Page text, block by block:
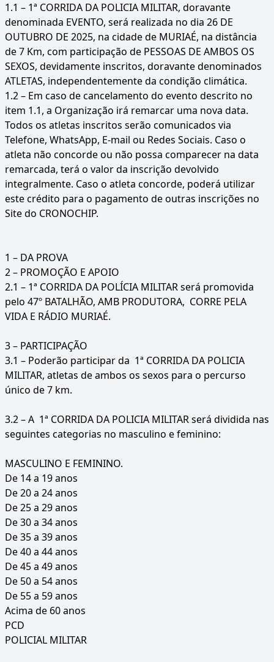
1.1 – 1ª CORRIDA DA POLICIA MILITAR, doravante
denominada EVENTO, será realizada no dia 26 DE
OUTUBRO DE 2025, na cidade de MURIAÉ, na distância
de 7 Km, com participação de PESSOAS DE AMBOS OS
SEXOS, devidamente inscritos, doravante denominados
ATLETAS, independentemente da condição climática.
1.2 – Em caso de cancelamento do evento descrito no
item 1.1, a Organização irá remarcar uma nova data.
Todos os atletas inscritos serão comunicados via
Telefone, WhatsApp, E-mail ou Redes Sociais. Caso o
atleta não concorde ou não possa comparecer na data
remarcada, terá o valor da inscrição devolvido
integralmente. Caso o atleta concorde, poderá utilizar
este crédito para o pagamento de outras inscrições no
Site do CRONOCHIP.
1 – DA PROVA
2 – PROMOÇÃO E APOIO
2.1 – 1ª CORRIDA DA POLÍCIA MILITAR será promovida
pelo 47º BATALHÃO, AMB PRODUTORA, CORRE PELA
VIDA E RÁDIO MURIAÉ.
3 – PARTICIPAÇÃO
3.1 – Poderão participar da 1ª CORRIDA DA POLICIA
MILITAR, atletas de ambos os sexos para o percurso
único de 7 km.
3.2 – A 1ª CORRIDA DA POLICIA MILITAR será dividida nas
seguintes categorias no masculino e feminino:
MASCULINO E FEMININO.
De 14 a 19 anos
De 20 a 24 anos
De 25 a 29 anos
De 30 a 34 anos
De 35 a 39 anos
De 40 a 44 anos
De 45 a 49 anos
De 50 a 54 anos
De 55 a 59 anos
Acima de 60 anos
PCD
POLICIAL MILITAR